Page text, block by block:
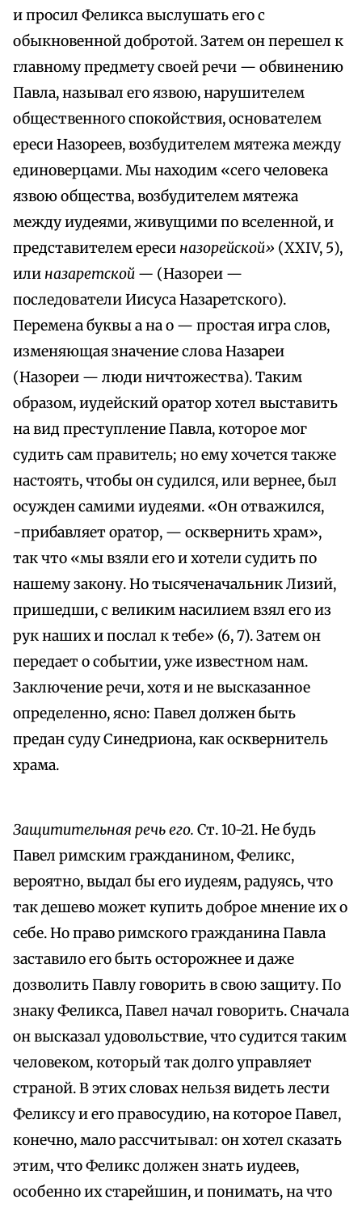
и просил Феликса выслушать его с
обыкновенной добротой. Затем он перешел к
главному предмету своей речи — обвинению
Павла, называл его язвою, нарушителем
общественного спокойствия, основателем
ереси Назореев, возбудителем мятежа между
единоверцами. Мы находим «сего человека
язвою общества, возбудителем мятежа
между иудеями, живущими по вселенной, и
представителем ереси назорейской» (XXIV, 5),
или назаретской — (Назореи —
последователи Иисуса Назаретского).
Перемена буквы а на о — простая игра слов,
изменяющая значение слова Назареи
(Назореи — люди ничтожества). Таким
образом, иудейский оратор хотел выставить
на вид преступление Павла, которое мог
судить сам правитель; но ему хочется также
настоять, чтобы он судился, или вернее, был
осужден самими иудеями. «Он отважился,
-прибавляет оратор, — осквернить храм»,
так что «мы взяли его и хотели судить по
нашему закону. Но тысяченачальник Лизий,
пришедши, с великим насилием взял его из
рук наших и послал к тебе» (6, 7). Затем он
передает о событии, уже известном нам.
Заключение речи, хотя и не высказанное
определенно, ясно: Павел должен быть
предан суду Синедриона, как осквернитель
храма.
Защитительная речь его. Ст. 10-21. Не будь
Павел римским гражданином, Феликс,
вероятно, выдал бы его иудеям, радуясь, что
так дешево может купить доброе мнение их о
себе. Но право римского гражданина Павла
заставило его быть осторожнее и даже
дозволить Павлу говорить в свою защиту. По
знаку Феликса, Павел начал говорить. Сначала
он высказал удовольствие, что судится таким
человеком, который так долго управляет
страной. В этих словах нельзя видеть лести
Феликсу и его правосудию, на которое Павел,
конечно, мало рассчитывал: он хотел сказать
этим, что Феликс должен знать иудеев,
особенно их старейшин, и понимать, на что